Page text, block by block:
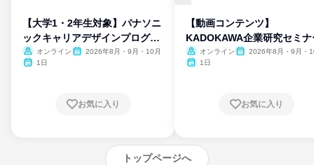
【大学1・2年生対象】パナソニ
ックキャリアデザインプログラ
ム
オンライン
2026年8月・9月・10月
1日
お気に入り
【動画コンテンツ】
KADOKAWA企業研究セミナ
オンライン
2026年8月・9月・
1日
お気に入り
トップページへ